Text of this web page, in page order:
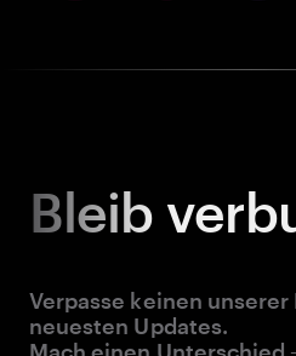
Bleib
Verpasse keinen
neuesten Updates.